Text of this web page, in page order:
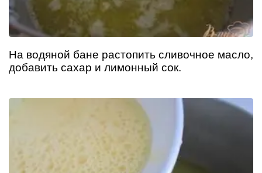
На водяной бане растопить сливочное масло,
добавить сахар и лимонный сок.